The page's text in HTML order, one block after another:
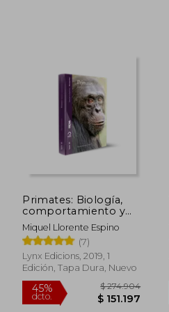
$ 533.676
Primates: Biología,
comportamiento y
evolución
Miquel Llorente Espino
(7)
Lynx Edicions, 2019, 1
Edición, Tapa Dura, Nuevo